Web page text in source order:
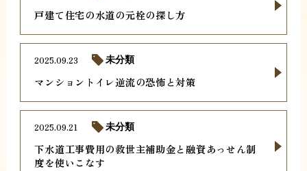
戸建て住宅の水道の元栓の探し方
マンショントイレ逆流の恐怖と対策
2025.09.23 未分類
下水道工事費用の救世主補助金と融資あっせん制
度を使いこなす
2025.09.21 未分類